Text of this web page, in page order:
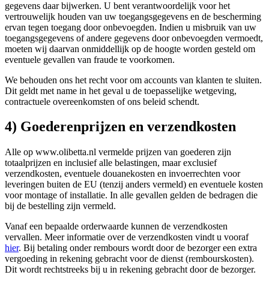
gegevens daar bijwerken. U bent verantwoordelijk voor het
vertrouwelijk houden van uw toegangsgegevens en de bescherming
ervan tegen toegang door onbevoegden. Indien u misbruik van uw
toegangsgegevens of andere gegevens door onbevoegden vermoedt,
moeten wij daarvan onmiddellijk op de hoogte worden gesteld om
eventuele gevallen van fraude te voorkomen.
We behouden ons het recht voor om accounts van klanten te sluiten.
Dit geldt met name in het geval u de toepasselijke wetgeving,
contractuele overeenkomsten of ons beleid schendt.
4) Goederenprijzen en verzendkosten
Alle op www.olibetta.nl vermelde prijzen van goederen zijn
totaalprijzen en inclusief alle belastingen, maar exclusief
verzendkosten, eventuele douanekosten en invoerrechten voor
leveringen buiten de EU (tenzij anders vermeld) en eventuele kosten
voor montage of installatie. In alle gevallen gelden de bedragen die
bij de bestelling zijn vermeld.
Vanaf een bepaalde orderwaarde kunnen de verzendkosten
vervallen. Meer informatie over de verzendkosten vindt u vooraf
hier. Bij betaling onder rembours wordt door de bezorger een extra
vergoeding in rekening gebracht voor de dienst (rembourskosten).
Dit wordt rechtstreeks bij u in rekening gebracht door de bezorger.